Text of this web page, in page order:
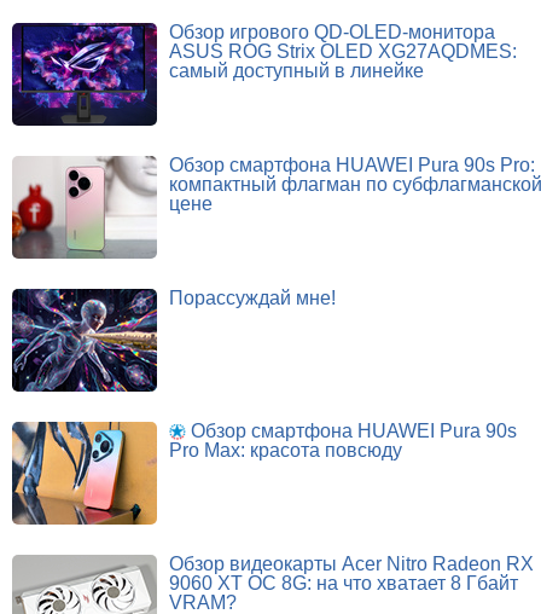
Обзор игрового QD-OLED-монитора
ASUS ROG Strix OLED XG27AQDMES:
самый доступный в линейке
Обзор смартфона HUAWEI Pura 90s Pro:
компактный флагман по субфлагманской
цене
Порассуждай мне!
Обзор смартфона HUAWEI Pura 90s
Pro Max: красота повсюду
Обзор видеокарты Acer Nitro Radeon RX
9060 XT OC 8G: на что хватает 8 Гбайт
VRAM?